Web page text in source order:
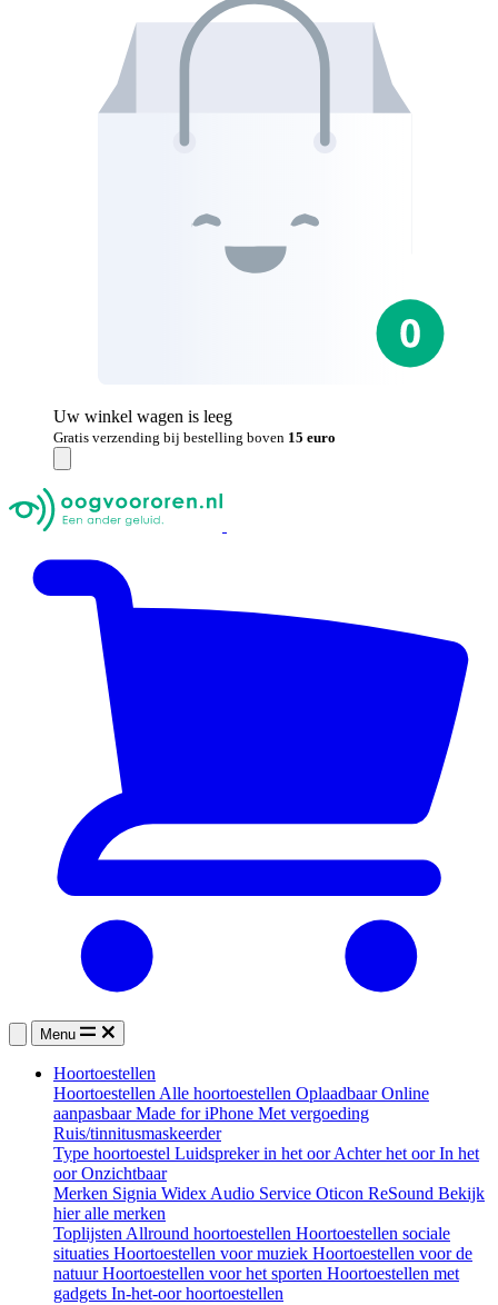
Uw winkel wagen is leeg
Gratis verzending bij bestelling boven 15 euro
Menu
Hoortoestellen
HoortoestellenAlle hoortoestellen OplaadbaarOnline
aanpasbaarMade for iPhone Met vergoeding
Ruis/tinnitusmaskeerder
Type hoortoestel Luidspreker in het oorAchter het oorIn het
oorOnzichtbaar
Merken Signia WidexAudio Service Oticon ReSound Bekijk
hier alle merken
ToplijstenAllround hoortoestellen Hoortoestellen sociale
situaties Hoortoestellen voor muziek Hoortoestellen voor de
natuurHoortoestellen voor het sporten Hoortoestellen met
gadgets In-het-oor hoortoestellen